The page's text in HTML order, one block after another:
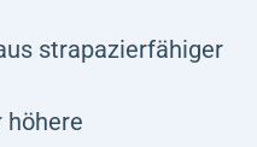
strapazierfähiger
höhere